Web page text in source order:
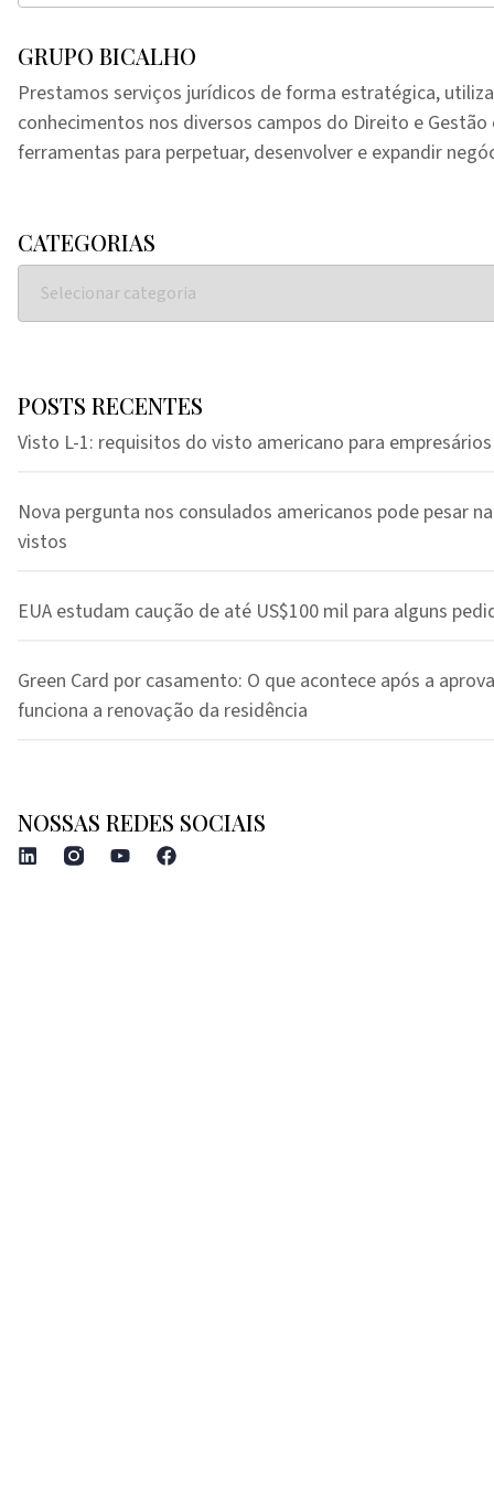
GRUPO BICALHO
Prestamos serviços jurídicos de forma estratégica,
conhecimentos nos diversos campos do Direito e
ferramentas para perpetuar, desenvolver e expandir
CATEGORIAS
POSTS RECENTES
Visto L-1: requisitos do visto americano para empresários
Nova pergunta nos consulados americanos pode pesar
vistos
EUA estudam caução de até US$100 mil para alguns
Green Card por casamento: O que acontece após a
funciona a renovação da residência
NOSSAS REDES SOCIAIS